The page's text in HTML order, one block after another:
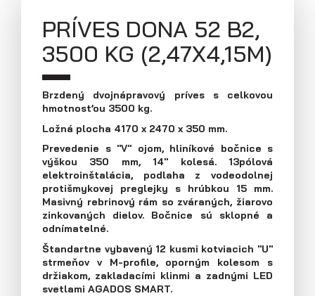
Praktické informácie
Navštívte nás
Dolná 142, 900 01 Modra
Tel: +421 33 642 2672
Fax: +421 33 642 2671
E-mail: agados@agados.sk
Sledujte nás
Prívesy s kolesami vedľa ložnej
plochy (plechové bočnice)
PRÍVES DONA 52 B2,
3500 KG (2,47X4,15M)
Brzdený dvojnápravový príves s celkovou
hmotnosťou 3500 kg.
Ložná plocha 4170 x 2470 x 350 mm.
Prevedenie s "V" ojom, hliníkové bočnice s
výškou 350 mm, 14" kolesá. 13pólová
elektroinštalácia, podlaha z vodeodolnej
protišmykovej preglejky s hrúbkou 15 mm.
Masivný rebrinový rám so zváraných, žiarovo
zinkovaných dielov. Bočnice sú sklopné a
odnímatelné.
Štandartne vybavený 12 kusmi kotviacich "U"
strmeňov v M-profile, oporným kolesom s
držiakom, zakladacími klinmi a zadnými LED
svetlami AGADOS SMART.